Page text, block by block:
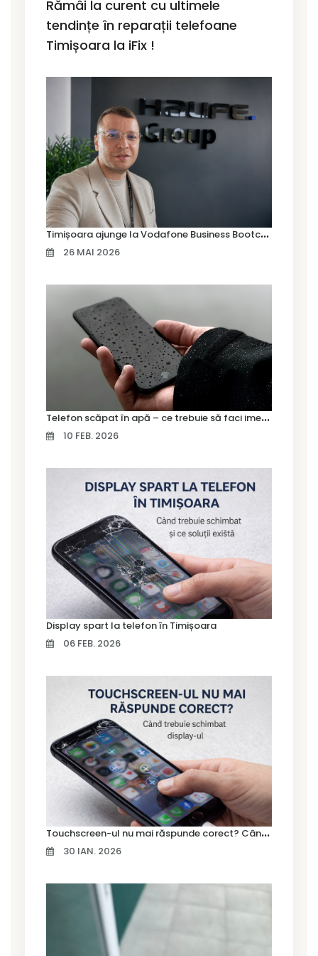
Rămâi la curent cu ultimele
tendințe în reparații telefoane
Timișoara la iFix !
T
imișoara ajunge la Vodafone Business Bootcamp prin Marius Cermian de la Armour România
26 MAI 2026
T
elefon scăpat în apă – ce trebuie să faci imediat și ce greșeli să eviți
10 FEB. 2026
Display spart la telefon în Timișoara
06 FEB. 2026
T
ouchscreen-ul nu mai răspunde corect? Când trebuie schimbat display-ul
30 IAN. 2026